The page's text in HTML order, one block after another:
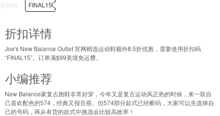
折扣码： FINAL15
折扣详情
Joe's New Balance Outlet 官网精选运动鞋额外8.5折优惠，需要使用折扣码
“FINAL15”。订单满$99美境免运费。
小编推荐
New Balance家复古跑鞋非常好穿，今年又是复古运动风正热的时候，来一双自
己喜欢配色的574，经典又报百搭。但574部分款式已经断码，大家可以先选择自
己的号码，再从有货的款式中挑选会比较高效率！